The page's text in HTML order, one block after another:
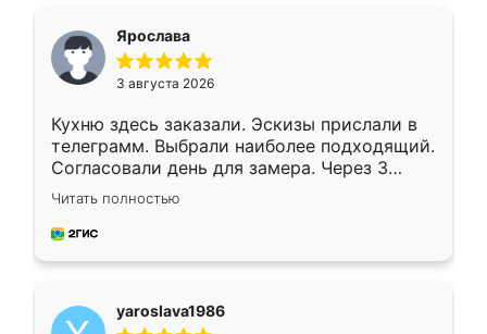
Ярослава
3 августа 2026
Кухню здесь заказали. Эскизы прислали в
телеграмм. Выбрали наиболее подходящий.
Согласовали день для замера. Через 3
недели кухня была уже готова. Остались
довольны работой. Спасибо Ренессанс
мебель за качественную работу!
Читать полностью
yaroslava1986